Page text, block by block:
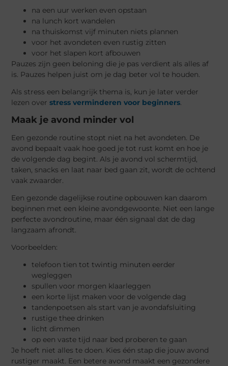
na een uur werken even opstaan
na lunch kort wandelen
na thuiskomst vijf minuten niets plannen
voor het avondeten even rustig zitten
voor het slapen kort afbouwen
Pauzes zijn geen beloning die je pas verdient als alles af
is. Pauzes helpen juist om je dag beter vol te houden.
Als stress een belangrijk thema is, kun je later verder
lezen overstress verminderen voor beginners
Maak je avond minder vol
Een gezonde routine stopt niet na het avondeten. De
avond bepaalt vaak hoe goed je tot rust komt en hoe je
de volgende dag begint. Als je avond vol schermtijd,
taken, snacks en laat naar bed gaan zit, wordt de ochtend
vaak zwaarder.
Een gezonde dagelijkse routine opbouwen kan daarom
beginnen met een kleine avondgewoonte. Niet een lange
perfecte avondroutine, maar één signaal dat de dag
langzaam afrondt.
Voorbeelden:
telefoon tien tot twintig minuten eerder
wegleggen
spullen voor morgen klaarleggen
een korte lijst maken voor de volgende dag
tandenpoetsen als start van je avondafsluiting
rustige thee drinken
licht dimmen
op een vaste tijd naar bed proberen te gaan
Je hoeft niet alles te doen. Kies één stap die jouw avond
rustiger maakt. Een betere avond maakt een gezondere